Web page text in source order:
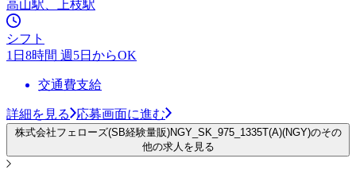
高山駅、上枝駅
シフト
1日8時間 週5日からOK
交通費支給
詳細を見る 応募画面に進む
株式会社フェローズ(SB経験量販)NGY_SK_975_1335T(A)(NGY)のその
他の求人を見る